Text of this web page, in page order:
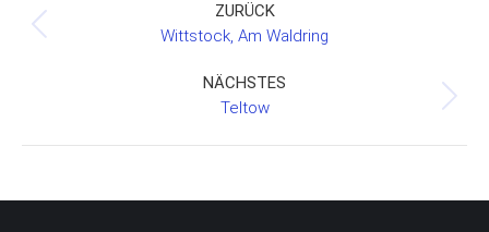
navigation
ZURÜCK
Previous
Wittstock, Am Waldring
NÄCHSTES
Next
Teltow